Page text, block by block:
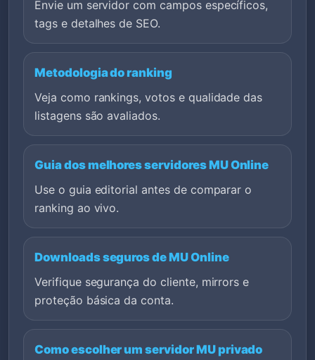
Envie um servidor com campos específicos,
tags e detalhes de SEO.
Metodologia do ranking
Veja como rankings, votos e qualidade das
listagens são avaliados.
Guia dos melhores servidores MU Online
Use o guia editorial antes de comparar o
ranking ao vivo.
Downloads seguros de MU Online
Verifique segurança do cliente, mirrors e
proteção básica da conta.
Como escolher um servidor MU privado